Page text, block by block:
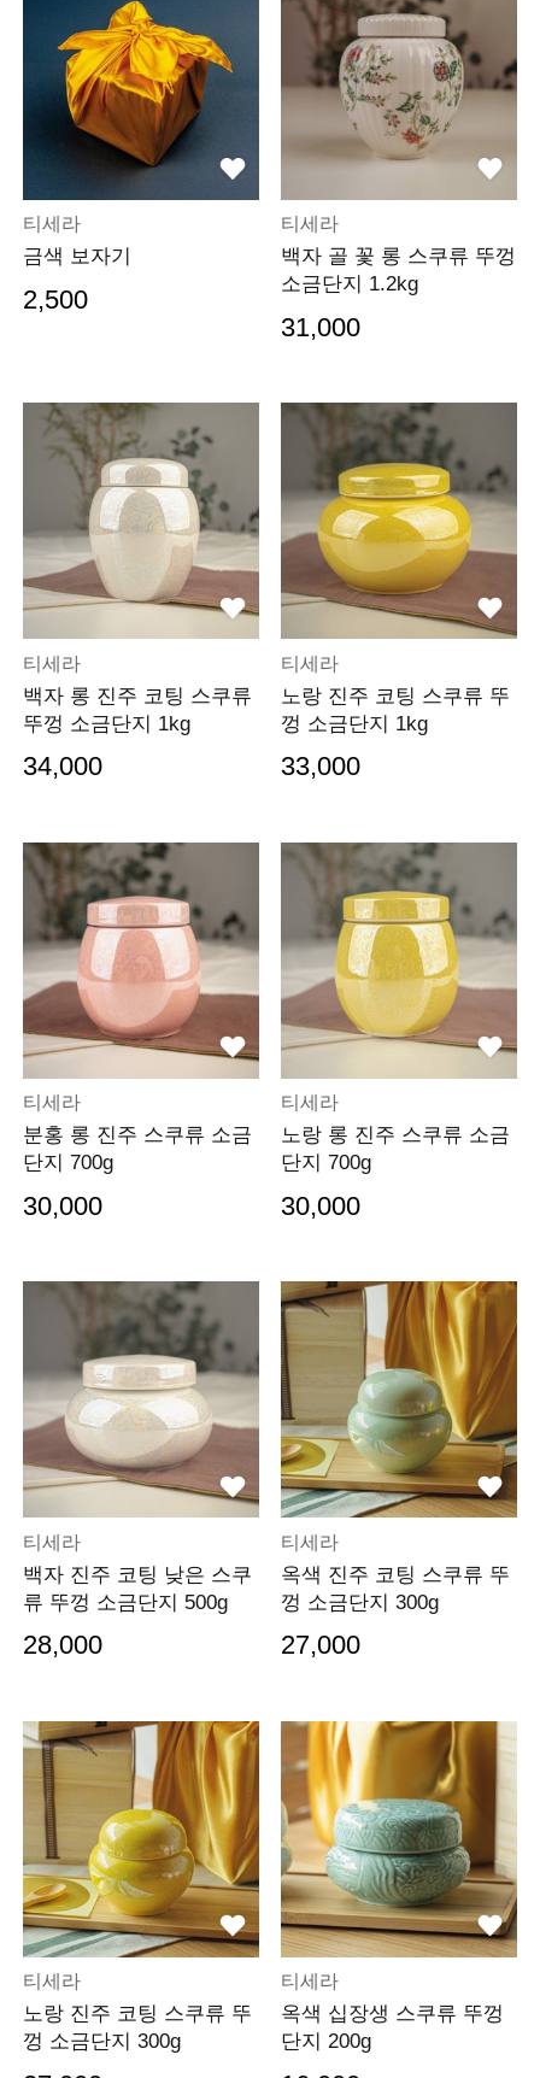
티세라
금색 보자기
2,500
티세라
백자 골 꽃 롱 스쿠류 뚜껑
소금단지 1.2kg
31,000
티세라
백자 롱 진주 코팅 스쿠류
뚜껑 소금단지 1kg
34,000
티세라
노랑 진주 코팅 스쿠류 뚜
껑 소금단지 1kg
33,000
티세라
분홍 롱 진주 스쿠류 소금
단지 700g
30,000
티세라
노랑 롱 진주 스쿠류 소금
단지 700g
30,000
티세라
백자 진주 코팅 낮은 스쿠
류 뚜껑 소금단지 500g
28,000
티세라
옥색 진주 코팅 스쿠류 뚜
껑 소금단지 300g
27,000
티세라
노랑 진주 코팅 스쿠류 뚜
껑 소금단지 300g
티세라
옥색 십장생 스쿠류 뚜껑
단지 200g